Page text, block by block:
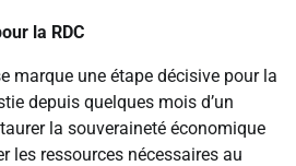
la RDC
marque une étape décisive pour la
depuis quelques mois d’un
la souveraineté économique
les ressources nécessaires au